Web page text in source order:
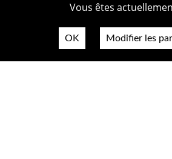
Vous êtes
OK Modifier les